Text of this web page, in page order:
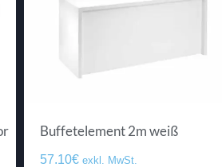
Buffetelement 2m weiß
57.10€ exkl. MwSt.